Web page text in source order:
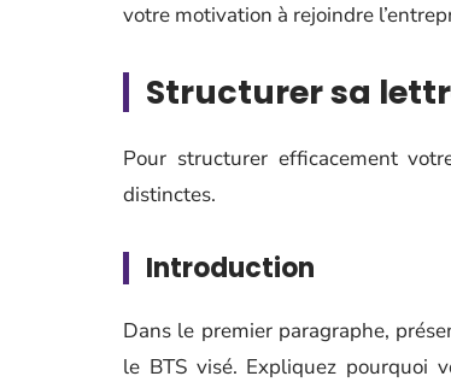
votre motivation à rejoindre
Structurer sa
Pour structurer efficacement
distinctes.
Introduction
Dans le premier paragraphe,
le BTS visé. Expliquez pourquoi